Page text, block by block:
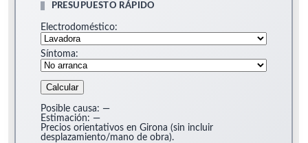
PRESUPUESTO RÁPIDO
Electrodoméstico:
Síntoma:
Calcular
Posible causa: —
Estimación: —
Precios orientativos en Girona (sin incluir
desplazamiento/mano de obra).